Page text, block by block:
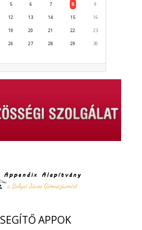
5 6 7 8 9
12 13 14 15 16
19 20 21 22 23
26 27 28 29 30
SEGÍTŐ APPOK